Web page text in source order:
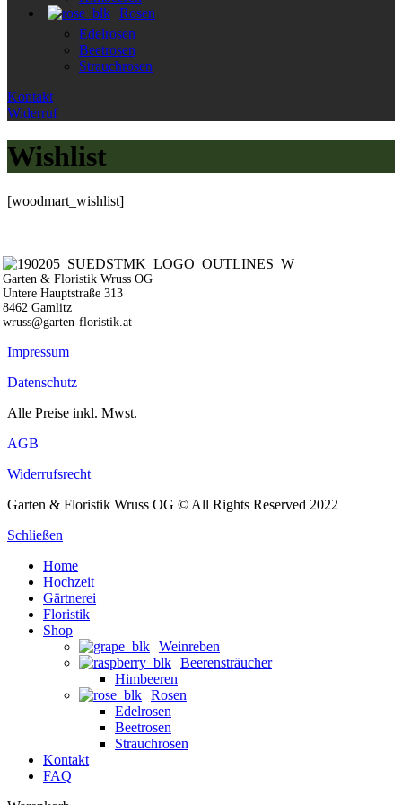
Rosen
Edelrosen
Beetrosen
Strauchrosen
Kontakt
Widerruf
Wishlist
[woodmart_wishlist]
Garten & Floristik Wruss OG
Untere Hauptstraße 313
8462 Gamlitz
wruss@garten-floristik.at
Impressum
Datenschutz
Alle Preise inkl. Mwst.
AGB
Widerrufsrecht
Garten & Floristik Wruss OG © All Rights Reserved 2022
Schließen
Home
Hochzeit
Gärtnerei
Floristik
Shop
Weinreben
Beerensträucher
Himbeeren
Rosen
Edelrosen
Beetrosen
Strauchrosen
Kontakt
FAQ